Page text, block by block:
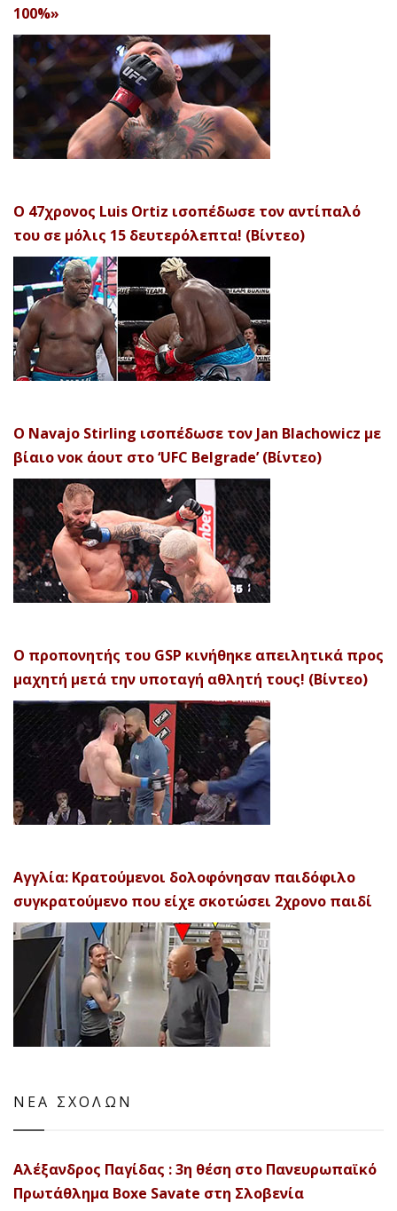
100%»
Ο 47χρονος Luis Ortiz ισοπέδωσε τον αντίπαλό
του σε μόλις 15 δευτερόλεπτα! (Βίντεο)
Ο Navajo Stirling ισοπέδωσε τον Jan Blachowicz με
βίαιο νοκ άουτ στο ‘UFC Belgrade’ (Βίντεο)
Ο προπονητής του GSP κινήθηκε απειλητικά προς
μαχητή μετά την υποταγή αθλητή τους! (Βίντεο)
Αγγλία: Κρατούμενοι δολοφόνησαν παιδόφιλο
συγκρατούμενο που είχε σκοτώσει 2χρονο παιδί
ΝΕΑ ΣΧΟΛΩΝ
Αλέξανδρος Παγίδας : 3η θέση στο Πανευρωπαϊκό
Πρωτάθλημα Boxe Savate στη Σλοβενία